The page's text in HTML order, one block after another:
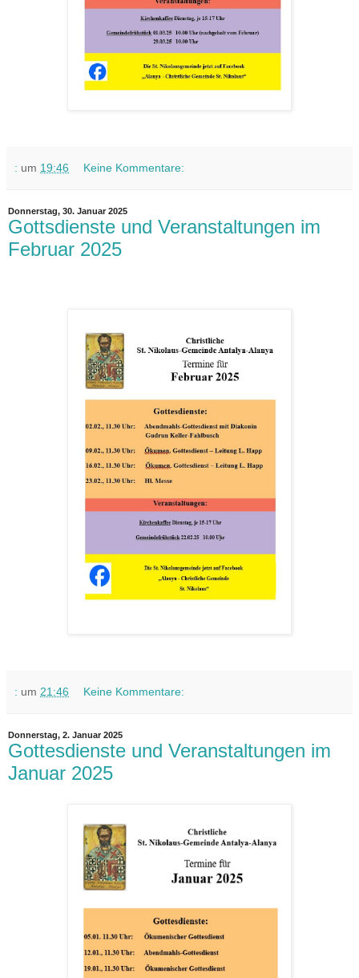
: um 19:46 Keine Kommentare:
Donnerstag, 30. Januar 2025
Gottsdienste und Veranstaltungen im
Februar 2025
: um 21:46 Keine Kommentare:
Donnerstag, 2. Januar 2025
Gottesdienste und Veranstaltungen im
Januar 2025